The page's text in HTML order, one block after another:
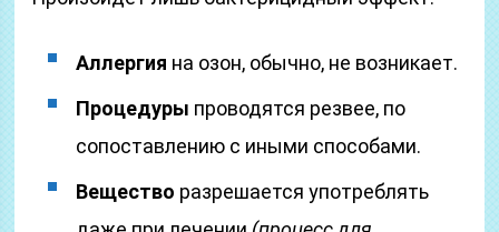
Аллергия на озон, обычно, не возникает.
Процедуры проводятся резвее, по
сопоставлению с иными способами.
Вещество разрешается употреблять